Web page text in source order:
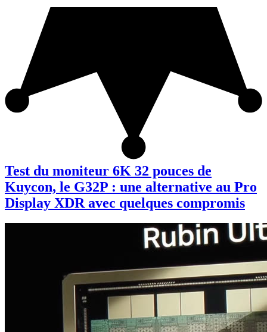
Test du moniteur 6K 32 pouces de
Kuycon, le G32P : une alternative au Pro
Display XDR avec quelques compromis